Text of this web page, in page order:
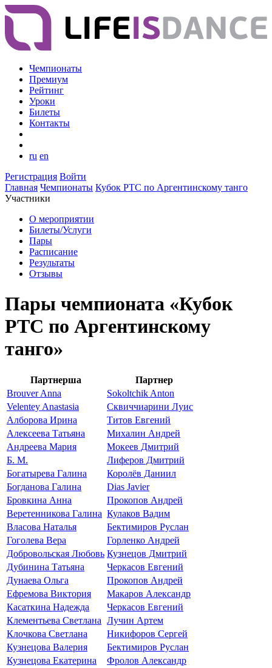
Чемпионаты
Премиум
Рейтинг
Уроки
Билеты
Контакты
ru en
Регистрация Войти
Главная Чемпионаты Кубок РТС по Аргентинскому танго
Участники
О мероприятии
Билеты/Услуги
Пары
Расписание
Результаты
Отзывы
Пары чемпионата «Кубок
РТС по Аргентинскому
танго»
Партнерша
Партнер
Brouver Anna
Sokoltchik Anton
Velentey Anastasia
Сквиччиарини Луис
Алборова Ирина
Титов Евгений
Алексеева Татьяна
Михалин Андрей
Андреева Мария
Мокеев Дмитрий
Б. М.
Лиферов Дмитрий
Богатырева Галина
Королёв Даниил
Богданова Галина
Dias Javier
Бровкина Анна
Прокопов Андрей
Веретенникова Галина Кулаков Вадим
Власова Наталья
Бектимиров Руслан
Гоголева Вера
Горленко Андрей
Добровольская Любовь Кузнецов Дмитрий
Дубинина Татьяна
Черкасов Евгений
Дунаева Ольга
Прокопов Андрей
Ефремова Виктория
Макаров Александр
Касаткина Надежда
Черкасов Евгений
Клементьева Светлана Лучин Артем
Клочкова Светлана
Никифоров Сергей
Кузнецова Валерия
Бектимиров Руслан
Кузнецова Екатерина
Фролов Александр